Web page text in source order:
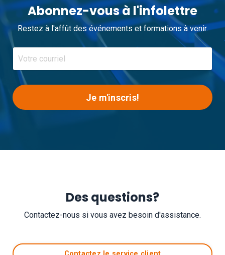
Abonnez-vous à l'infolettre
Restez à l'affût des événements et formations à venir.
Je m'inscris!
Des questions?
Contactez-nous si vous avez besoin d'assistance.